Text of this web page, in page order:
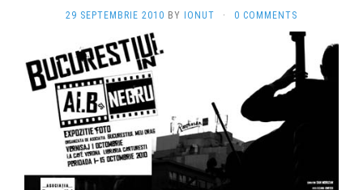
29 SEPTEMBRIE 2010 BY IONUT · 0 COMMENTS